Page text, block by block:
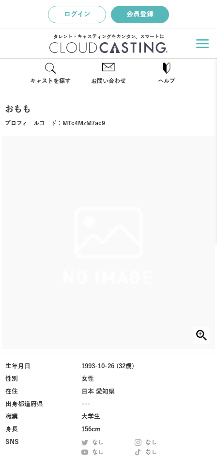
ログイン 会員登録
タレント・キャスティングをカンタン、スマートに
キャストを探す お問い合わせ ヘルプ
おもも
プロフィールコード： MTc4MzM7ac9
生年月日
1993-10-26 (32歳)
性別
女性
在住
日本 愛知県
出身都道府県
---
職業
大学生
身長
156cm
SNS
なし
なし
なし
なし